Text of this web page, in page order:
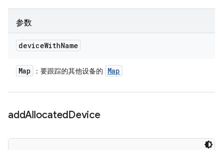
参数
deviceWithName
Map ：要跟踪的其他设备的 Map
addAllocatedDevice